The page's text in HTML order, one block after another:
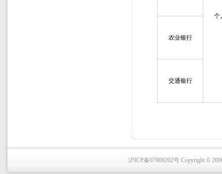
个
农业银行
交通银行
沪ICP备07009202号 Copyright ©